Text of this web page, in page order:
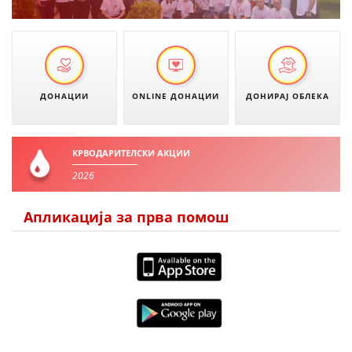
ДИСЕМИНАЦИЈА
MЕЃУНАРОДНО ХУМАНИТАРНО ПРАВО
ПРОМОЦИЈА НА ХУМАНИ ВРЕДНОСТИ
СОЦИЈАЛНО ХУМАНИТАРНА ДЕЈНОСТ
ТИМОВИ НА ООЦК
СПАСИТЕЛНА СТАНИЦА ВОДНО
ОДНОСИ СО ЈАВНОСТ
ДОНАЦИИ ONLINE ДОНАЦИИ ДОНИРАЈ ОБЛЕКА
КРВОДАРИТЕЛСКИ АКЦИИ
2026
Апликација за прва помош